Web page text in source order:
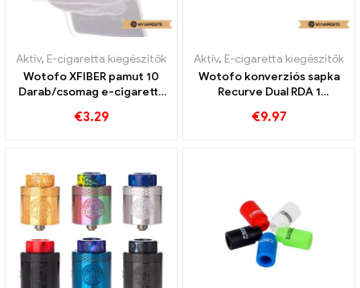
Aktív, E-cigaretta kiegészítők
Wotofo XFIBER pamut 10
Darab/csomag e-cigaretta
€3.29
Aktív, E-cigaretta kiegészítők
Wotofo konverziós sapka
Recurve Dual RDA 1
nagykereskedelméhez丨
€9.97